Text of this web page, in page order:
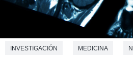
INVESTIGACIÓN MEDICINA